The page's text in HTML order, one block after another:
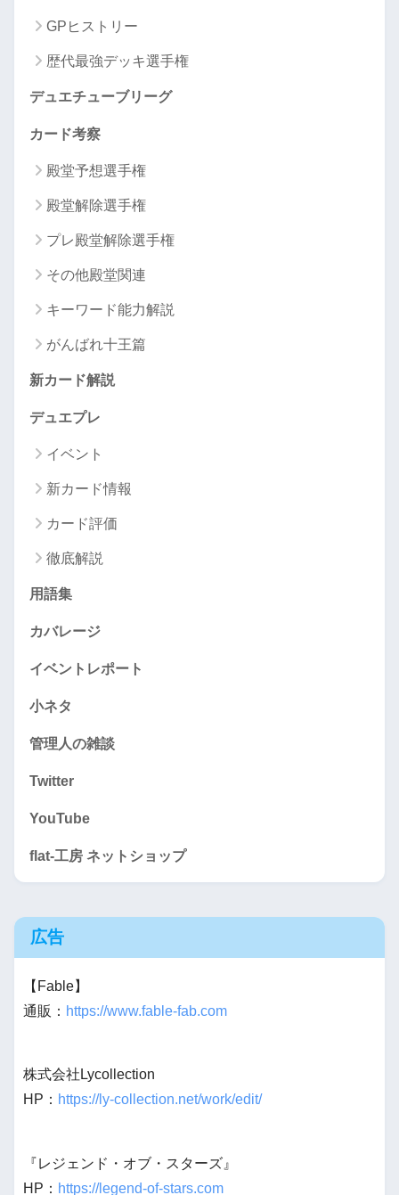
GPヒストリー
歴代最強デッキ選手権
デュエチューブリーグ
カード考察
殿堂予想選手権
殿堂解除選手権
プレ殿堂解除選手権
その他殿堂関連
キーワード能力解説
がんばれ十王篇
新カード解説
デュエプレ
イベント
新カード情報
カード評価
徹底解説
用語集
カバレージ
イベントレポート
小ネタ
管理人の雑談
Twitter
YouTube
flat-工房 ネットショップ
広告
【Fable】
通販： https://www.fable-fab.com
株式会社Lycollection
HP： https://ly-collection.net/work/edit/
『レジェンド・オブ・スターズ』
HP： https://legend-of-stars.com